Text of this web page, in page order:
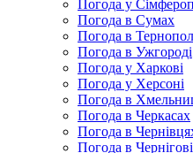
Погода у
Погода в Сумах
Погода в
Погода в Ужгороді
Погода у Харкові
Погода у Херсоні
Погода в
Погода в Черкасах
Погода в
Погода в Чернігові